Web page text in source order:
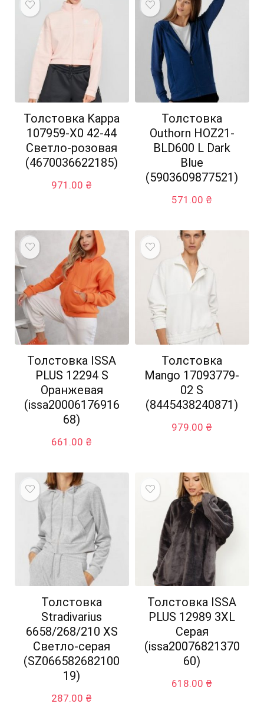
Толстовка Kappa
107959-X0 42-44
Светло-розовая
(4670036622185)
971.00 ₴
Толстовка
Outhorn HOZ21-
BLD600 L Dark
Blue
(5903609877521)
571.00 ₴
Толстовка ISSA
PLUS 12294 S
Оранжевая
(issa20006176916
68)
661.00 ₴
Толстовка
Mango 17093779-
02 S
(8445438240871)
979.00 ₴
Толстовка
Stradivarius
6658/268/210 XS
Светло-серая
(SZ066582682100
19)
287.00 ₴
Толстовка ISSA
PLUS 12989 3XL
Серая
(issa20076821370
60)
618.00 ₴